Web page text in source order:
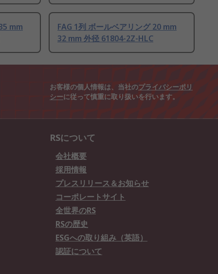
mm
FAG 1列 ボールベアリング 20 mm
32 mm 外径 61804-2Z-HLC
お客様の個人情報は、当社のプライバシーポリ
シーに従って慎重に取り扱いを行います。
RSについて
会社概要
採用情報
プレスリリース＆お知らせ
コーポレートサイト
全世界のRS
RSの歴史
ESGへの取り組み（英語）
認証について